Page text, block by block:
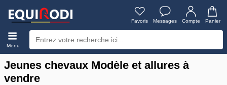
Favoris Messages Compte Panier
Menu
Jeunes chevaux Modèle et allures à
vendre